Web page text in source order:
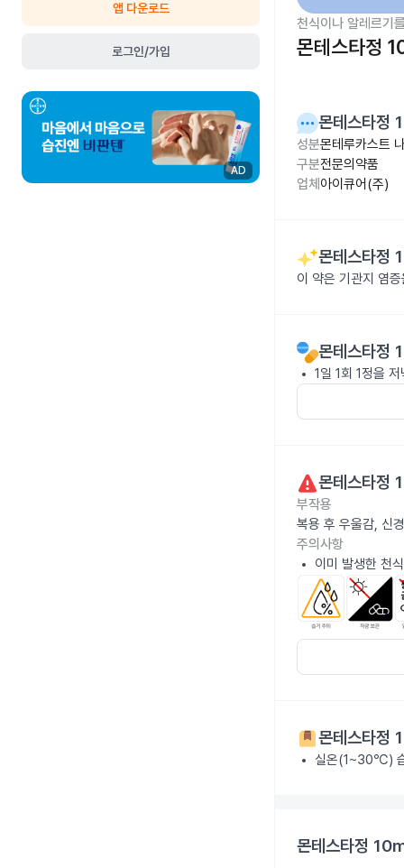
앱 다운로드
로그인/가입
AD
천식이나 알레르기
몬테스타정
몬테스타정
성분몬테루카스트
구분전문의약품
업체 아이큐어(주)
몬테스타정
이 약은 기관지 염
몬테스타정
1일 1회 1정을
몬테스타정
부작용
복용 후 우울감, 신
주의사항
이미 발생한 천
몬테스타정
실온(1~30℃)
몬테스타정